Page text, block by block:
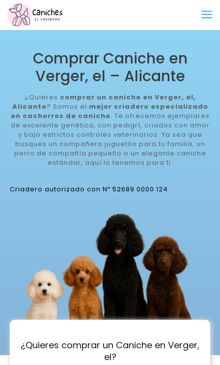
Comprar Caniche en
Verger, el – Alicante
¿Quieres comprar un caniche en Verger, el,
Alicante? Somos el mejor criadero especializado
en cachorros de caniche. Te ofrecemos ejemplares
de excelente genética, con pedigrí, criados con amor
y bajo estrictos controles veterinarios. Ya sea que
busques un compañero juguetón para tu familia, un
perro de compañía pequeño o un elegante caniche
estándar, aquí lo tenemos para ti.
Criadero autorizado con Nº 52689 0000 124
¿Quieres comprar un Caniche en Verger,
el?